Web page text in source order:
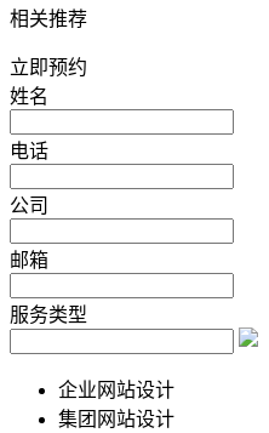
相关推荐
立即预约
姓名
电话
公司
邮箱
服务类型
企业网站设计
集团网站设计